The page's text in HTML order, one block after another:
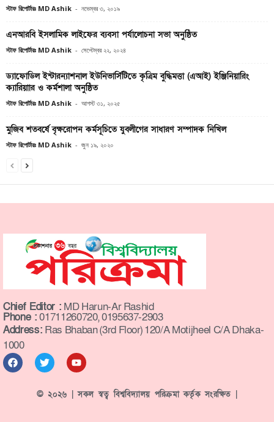
স্টাফ রিপোর্টারঃ MD Ashik - নভেম্বর ৩, ২০১৯
এনআরবি ইসলামিক লাইফের ব্যবসা পর্যালোচনা সভা অনুষ্ঠিত
স্টাফ রিপোর্টারঃ MD Ashik - সেপ্টেম্বর ২২, ২০২৪
ড্যাফোডিল ইন্টারন্যাশনাল ইউনিভার্সিটিতে কৃত্রিম বুদ্ধিমত্তা (এআই) ইঞ্জিনিয়ারিং
ক্যারিয়াার ও কর্মশালা অনুষ্ঠিত
স্টাফ রিপোর্টারঃ MD Ashik - আগস্ট ৩১, ২০২৫
মুজিব শতবর্ষে বৃক্ষরোপন কর্মসূচিতে যুবলীগের সাধারণ সম্পাদক নিখিল
স্টাফ রিপোর্টারঃ MD Ashik - জুন ১৯, ২০২০
Chief Editor : MD Harun-Ar Rashid
Phone :01711260720, 0195637-2903
Address: Ras Bhaban (3rd Floor) 120/A Motijheel C/A Dhaka-
1000
© ২০২৬ | সকল স্বত্ব বিশ্ববিদ্যালয় পরিক্রমা কর্তৃক সংরক্ষিত |